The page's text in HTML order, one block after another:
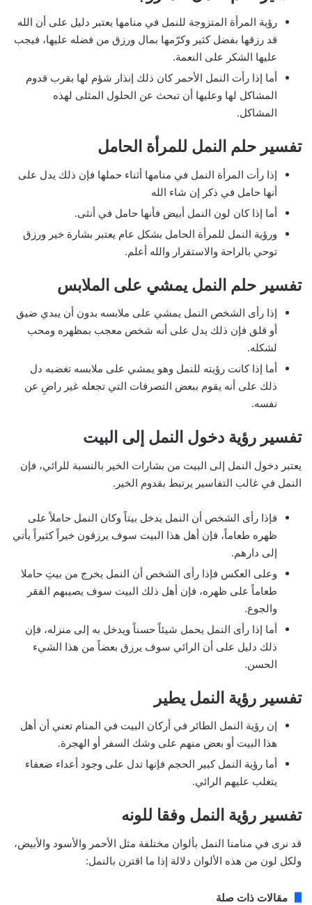
رؤية المرأة المتزوجة للنمل في منامها يعتبر دليل على أن الله
قد رزقها بفضل كثير وكرّمها بمال ورزق من فضله عليها، فيجب
عليها الشكر على النعمة.
أما إذا رأت النمل الأحمر كان ذلك إنذار شؤم لها بقرب قدوم
المشاكل لها وعليها أن تبحث عن الحلول المثلى لهذه
المشاكل.
تفسير حلم النمل للمرأة الحامل
إذا رأت المرأة النمل في منامها أثناء حملها فإن ذلك يدل على
أنها حامل في ذكر إن شاء الله
أما إذا كان لون النمل أبيض فأنها حامل في أنثى.
ورؤية النمل للمرأة الحامل بشكل عام يعتبر بشارة خير ورزق
توحي بالراحة والاستقرار والله أعلم.
تفسير حلم النمل يمشي على الملابس
إذا رأى الشخص النمل يمشي على ملابسه بدون أن يبدي ضيق
أو قلق فإن ذلك يدل على أنه شخص معجب بمظهره ومحب
لشكله.
أما إذا كانت رؤيته للنمل وهو يمشي على ملابسه تغضبه دل
ذلك على أنه يقوم ببعض التصرفات التي تجعله غير راضِ عن
نفسه.
تفسير رؤية دخول النمل إلى البيت
يعتبر دخول النمل إلى البيت من بشارات الخير بالنسبة للرائي، فإن
النمل في غالب التفاسير يرتبط بقدوم الخير.
فإذا رأى الشخص أن النمل يدخل بيتاً وكان النمل حاملاً على
ظهره طعاماً، فإن أهل هذا البيت سوف يرزقون خيراً كثيراً يأتي
إلى دارهم.
وعلى العكس فإذا رأى الشخص أن النمل يخرج من بيتِ حاملا
طعاماً على ظهره، فإن أهل ذلك البيت سوف يصيبهم الفقر
والجوع.
أما إذا رأى النمل يحمل شيئاً حسناً ويدخل به إلى منزله، فإن
ذلك دليل على أن الرائي سوف يرزق بعضاً من هذا الشيء
الحسن.
تفسير رؤية النمل يطير
إن رؤية النمل الطائر في أركان البيت في المنام تعني أن أهل
هذا البيت أو بعض منهم على وشك السفر أو الهجرة.
أما رؤية النمل كبير الحجم فإنها تدل على وجود أعداء ضعفاء
يتغلب عليهم الرائي.
تفسير رؤية النمل وفقا للونه
قد نرى في منامنا النمل بألوان مختلفة مثل الأحمر والأسود والأبيض،
ولكل لون من هذه الألوان دلالة إذا ما اقترن بالنمل:
مقالات ذات صلة